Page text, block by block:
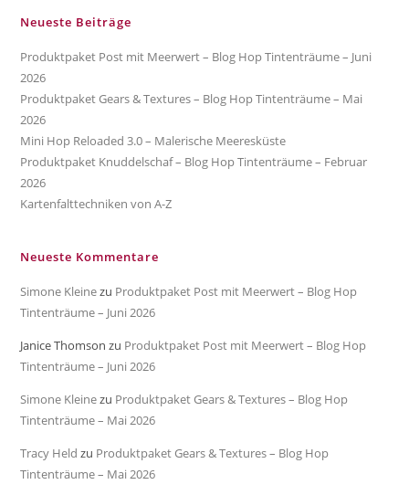
Neueste Beiträge
Produktpaket Post mit Meerwert – Blog Hop Tintenträume – Juni
2026
Produktpaket Gears & Textures – Blog Hop Tintenträume – Mai
2026
Mini Hop Reloaded 3.0 – Malerische Meeresküste
Produktpaket Knuddelschaf – Blog Hop Tintenträume – Februar
2026
Kartenfalttechniken von A-Z
Neueste Kommentare
Simone Kleinezu Produktpaket Post mit Meerwert – Blog Hop
Tintenträume – Juni 2026
Janice Thomson zu Produktpaket Post mit Meerwert – Blog Hop
Tintenträume – Juni 2026
Simone Kleinezu Produktpaket Gears & Textures – Blog Hop
Tintenträume – Mai 2026
Tracy Held zu Produktpaket Gears & Textures – Blog Hop
Tintenträume – Mai 2026